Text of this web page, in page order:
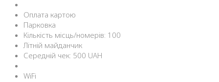
Оплата картою
Парковка
Кількість місць/номерів: 100
Літній майданчик
Середній чек: 500 UAH
WiFi